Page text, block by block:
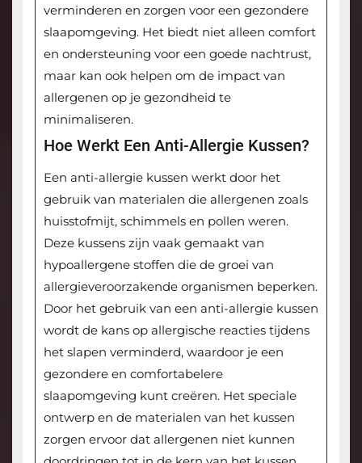
verminderen en zorgen voor een gezondere
slaapomgeving. Het biedt niet alleen comfort
en ondersteuning voor een goede nachtrust,
maar kan ook helpen om de impact van
allergenen op je gezondheid te
minimaliseren.
Hoe Werkt Een Anti-Allergie Kussen?
Een anti-allergie kussen werkt door het
gebruik van materialen die allergenen zoals
huisstofmijt, schimmels en pollen weren.
Deze kussens zijn vaak gemaakt van
hypoallergene stoffen die de groei van
allergieveroorzakende organismen beperken.
Door het gebruik van een anti-allergie kussen
wordt de kans op allergische reacties tijdens
het slapen verminderd, waardoor je een
gezondere en comfortabelere
slaapomgeving kunt creëren. Het speciale
ontwerp en de materialen van het kussen
zorgen ervoor dat allergenen niet kunnen